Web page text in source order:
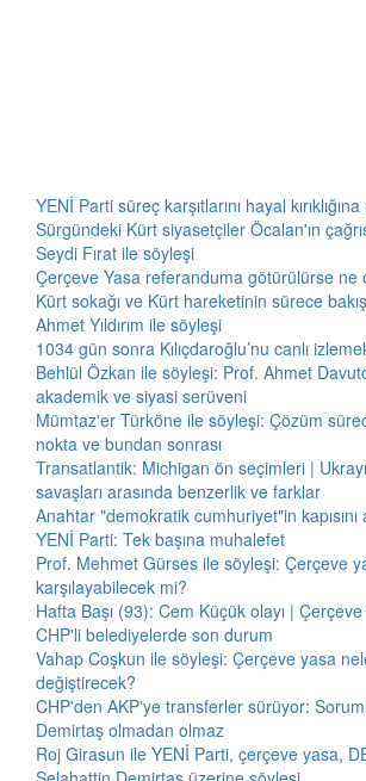
YENİ Parti süreç karşıtlarını hayal
Sürgündeki Kürt siyasetçiler Öcalan'ın
Seydi Fırat ile söyleşi
Çerçeve Yasa referanduma götürülürse ne
Kürt sokağı ve Kürt hareketinin sürece
Ahmet Yıldırım ile söyleşi
1034 gün sonra Kılıçdaroğlu’nu canlı
Behlül Özkan ile söyleşi: Prof. Ahmet
akademik ve siyasi serüveni
Mümtaz'er Türköne ile söyleşi: Çözüm
nokta ve bundan sonrası
Transatlantik: Michigan ön seçimleri |
savaşları arasında benzerlik ve farklar
Anahtar "demokratik cumhuriyet"in kapısını
YENİ Parti: Tek başına muhalefet
Prof. Mehmet Gürses ile söyleşi: Çerçeve
karşılayabilecek mi?
Hafta Başı (93): Cem Küçük olayı |
CHP'li belediyelerde son durum
Vahap Coşkun ile söyleşi: Çerçeve yasa
değiştirecek?
CHP'den AKP'ye transferler sürüyor:
Demirtaş olmadan olmaz
Roj Girasun ile YENİ Parti, çerçeve yasa,